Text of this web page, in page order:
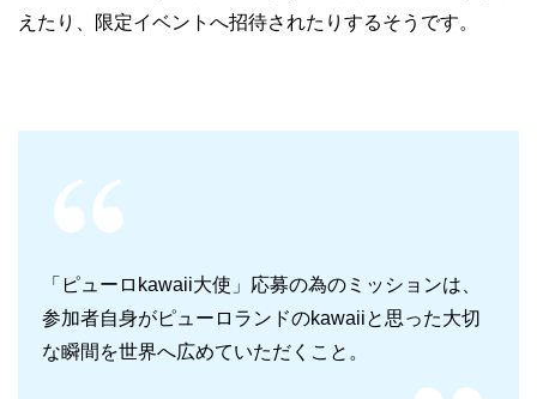
えたり、限定イベントへ招待されたりするそうです。
「ピューロkawaii大使」応募の為のミッションは、
参加者自身がピューロランドのkawaiiと思った大切
な瞬間を世界へ広めていただくこと。